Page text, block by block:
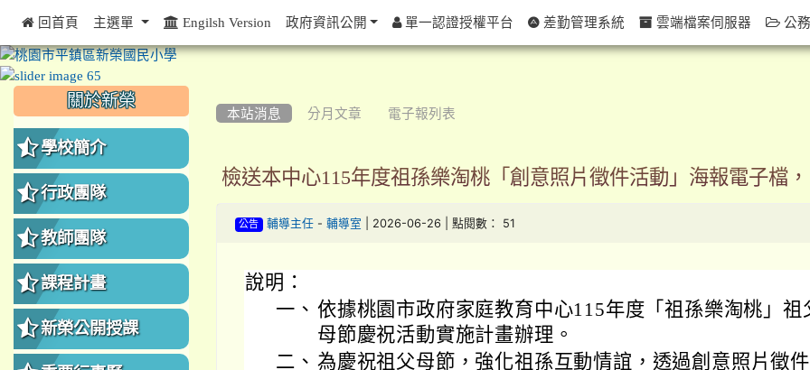
本站消息 分月文章 電子報列表
檢送本中心115年度祖孫樂淘桃「創意照片徵件活動」海報電子檔，
公告 輔導主任- 輔導室 | 2026-06-26 | 點閱數： 51
說明：
一、 依據桃園市政府家庭教育中心115年度「祖孫樂淘桃」祖
母節慶祝活動實施計畫辦理。
二、 為慶祝祖父母節，強化祖孫互動情誼，透過創意照片徵
::: 關於新榮
學校簡介
行政團隊
教師團隊
課程計畫
新榮公開授課
::: 回首頁 主選單 Engilsh Version 政府資訊公開 單一認證授權平台 差勤管理系統 雲端檔案伺服器 公